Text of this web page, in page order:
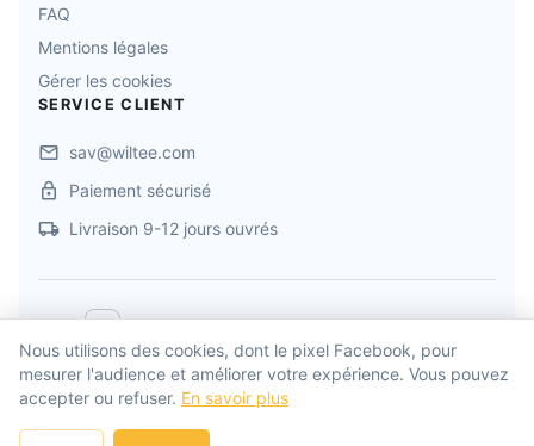
FAQ
Mentions légales
Gérer les cookies
SERVICE CLIENT
sav@wiltee.com
Paiement sécurisé
Livraison 9-12 jours ouvrés
Propulsé par Wiltee
Développé par Drylead Agency
Nous utilisons des cookies, dont le pixel Facebook, pour
mesurer l'audience et améliorer votre expérience. Vous pouvez
accepter ou refuser. En savoir plus